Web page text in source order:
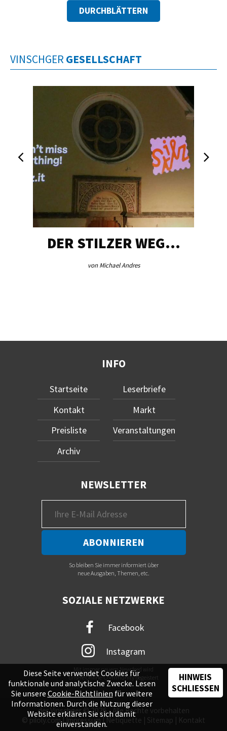
DURCHBLÄTTERN
VINSCHGER GESELLSCHAFT
DER STILZER WEG…
von Michael Andres
INFO
Startseite
Kontakt
Preisliste
Archiv
Leserbriefe
Markt
Veranstaltungen
NEWSLETTER
So bleiben Sie immer informiert über
neue Ausgaben, Themen, etc.
SOZIALE NETZWERKE
Facebook
Instagram
Mit immer neuem Newsfeed wird
unsere Online-Community begeistert
der Vinschger © 2026 - Alle Rechte vorbehalten
© piloly.com Impressum Netiquette Sitemap Kontakt
Diese Seite verwendet Cookies für
funktionale und analytische Zwecke. Lesen
Sie unsere Cookie-Richtlinien für weitere
Informationen. Durch die Nutzung dieser
Website erklären Sie sich damit
einverstanden.
HINWEIS
SCHLIESSEN